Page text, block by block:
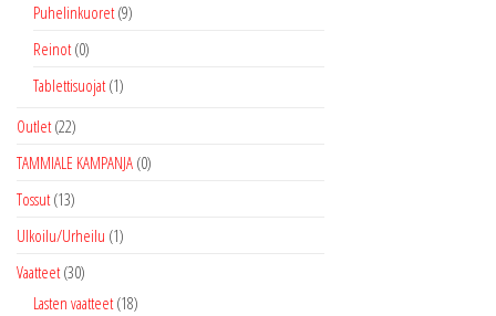
Puhelinkuoret (9)
Reinot (0)
Tablettisuojat (1)
Outlet (22)
TAMMIALE KAMPANJA (0)
Tossut (13)
Ulkoilu/Urheilu (1)
Vaatteet (30)
Lasten vaatteet (18)